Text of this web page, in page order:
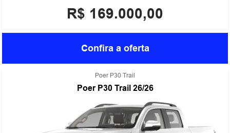
R$ 169.000,00
Confira a oferta
Poer P30 Trail
Poer P30 Trail 26/26